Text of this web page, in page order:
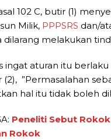
102 C, butir (1)
Milik, PPPSRS dan/
dilarang melakukan
ingat aturan itu
”Permasalahan
hal itu tidak boleh
Peneliti Sebut
Rokok